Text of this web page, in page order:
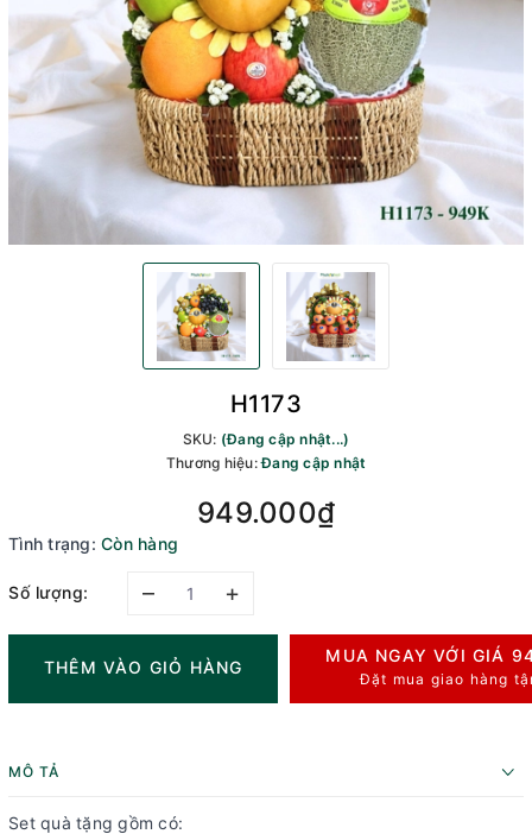
H1173
SKU: (Đang cập nhật...)
Thương hiệu:Đang cập nhật
949.000₫
Tình trạng: Còn hàng
Số lượng: – +
THÊM VÀO GIỎ HÀNG
MUA NGAY VỚI GIÁ
Đặt mua giao hàng
MÔ TẢ
Set quà tặng gồm có: